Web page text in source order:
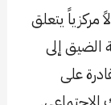
مركزياً يتعلق
الضيق إلى
على